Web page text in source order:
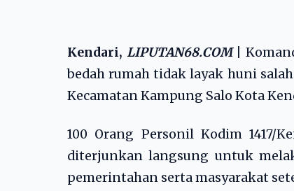
Kendari, LIPUTAN68.COM|
bedah rumah tidak layak huni
Kecamatan Kampung Salo Kota
100 Orang Personil Kodim 1417/
diterjunkan langsung untuk
pemerintahan serta masyarakat